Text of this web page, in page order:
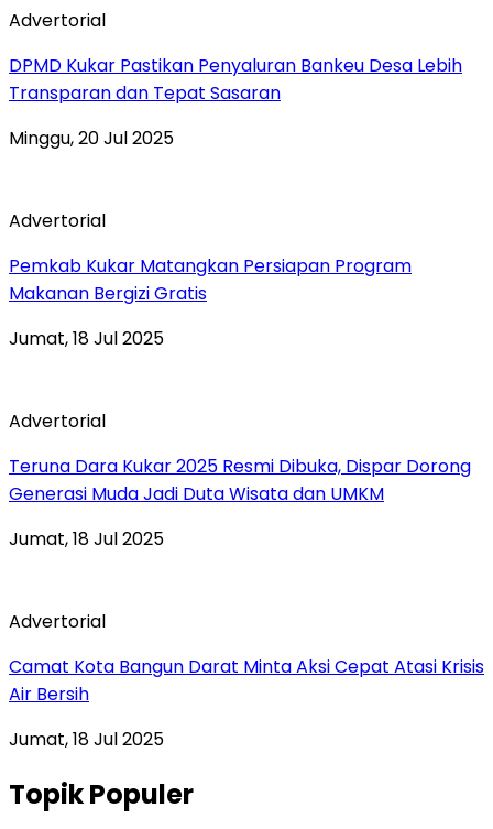
Advertorial
DPMD Kukar Pastikan Penyaluran Bankeu Desa Lebih
Transparan dan Tepat Sasaran
Minggu, 20 Jul 2025
Advertorial
Pemkab Kukar Matangkan Persiapan Program
Makanan Bergizi Gratis
Jumat, 18 Jul 2025
Advertorial
Teruna Dara Kukar 2025 Resmi Dibuka, Dispar Dorong
Generasi Muda Jadi Duta Wisata dan UMKM
Jumat, 18 Jul 2025
Advertorial
Camat Kota Bangun Darat Minta Aksi Cepat Atasi Krisis
Air Bersih
Jumat, 18 Jul 2025
Topik Populer